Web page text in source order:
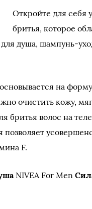
Откройте для себя
бритья, которое
душа, шампунь-
на
очистить кожу,
бритья волос на
позволяет
F.
NIVEA For Men